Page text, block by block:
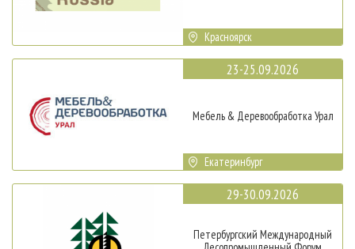
Красноярск
23-25.09.2026
Мебель & Деревообработка Урал
Екатеринбург
29-30.09.2026
Петербургский Международный